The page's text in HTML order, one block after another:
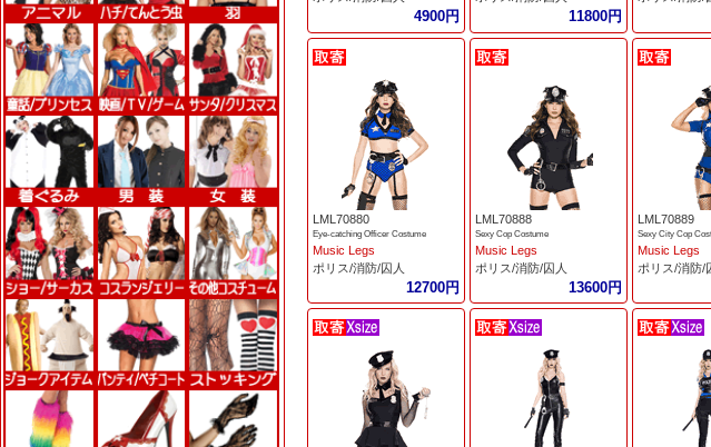
4900円 11800円
LML70880
Eye-catching Officer Costume
Music Legs
ポリス/消防/囚人
12700円
LML70888
Sexy Cop Costume
Music Legs
ポリス/消防/囚人
13600円
LML70889
Sexy City Cop
Music Legs
ポリス/消防/